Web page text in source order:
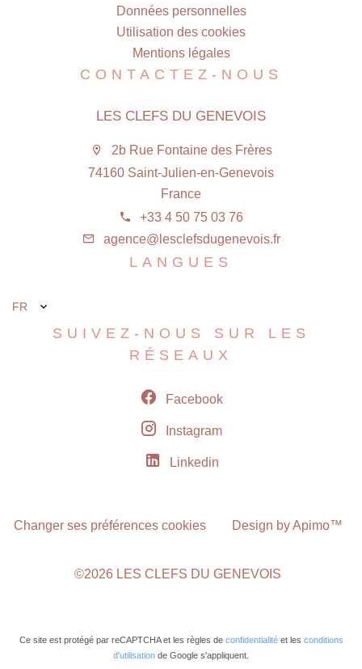
Données personnelles
Utilisation des cookies
Mentions légales
CONTACTEZ-NOUS
LES CLEFS DU GENEVOIS
2b Rue Fontaine des Frères
74160 Saint-Julien-en-Genevois
France
+33 4 50 75 03 76
agence@lesclefsdugenevois.fr
LANGUES
FR
SUIVEZ-NOUS SUR LES
RÉSEAUX
Facebook
Instagram
Linkedin
Changer ses préférences cookies Design byApimo™
©2026 LES CLEFS DU GENEVOIS
Ce site est protégé par reCAPTCHA et les règles de confidentialitéet les conditions
d'utilisation de Google s'appliquent.